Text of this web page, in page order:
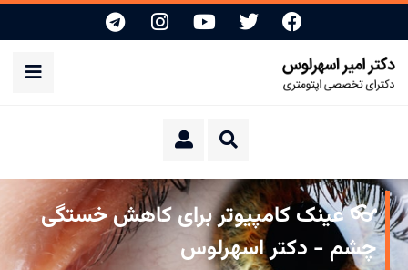
👓 عینک کامپیوتر برای کاهش خستگی
چشم - دکتر اسهرلوس